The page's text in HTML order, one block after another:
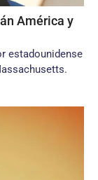
América y
estadounidense